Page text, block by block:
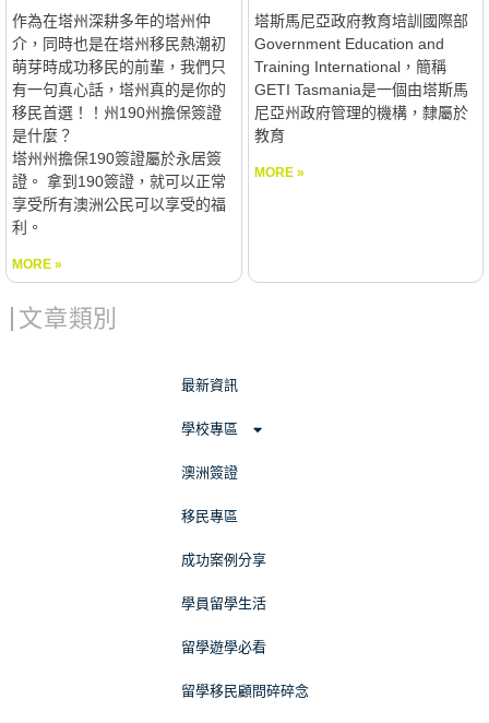
作為在塔州深耕多年的塔州仲
介，同時也是在塔州移民熱潮初
萌芽時成功移民的前輩，我們只
有一句真心話，塔州真的是你的
移民首選！！州190州擔保簽證
是什麼？
塔州州擔保190簽證屬於永居簽
證。 拿到190簽證，就可以正常
享受所有澳洲公民可以享受的福
利。
MORE »
塔斯馬尼亞政府教育培訓國際部
Government Education and
Training International，簡稱
GETI Tasmania是一個由塔斯馬
尼亞州政府管理的機構，隸屬於
教育
MORE »
文章類別
最新資訊
學校專區
澳洲簽證
移民專區
成功案例分享
學員留學生活
留學遊學必看
留學移民顧問碎碎念